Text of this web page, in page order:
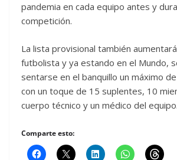
pandemia en cada equipo antes y
competición.
La lista provisional también
futbolista y ya estando en el Mundo,
sentarse en el banquillo un máximo
con un toque de 15 suplentes, 10
cuerpo técnico y un médico del equipo.
Comparte esto: